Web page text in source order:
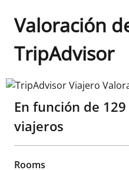
Valoración
TripAdvisor
TripAdvisor Viajero
En función de 129
viajeros
Rooms